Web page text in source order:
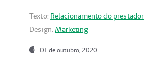
Texto: Relacionamento do prestador
Design: Marketing
01 de outubro, 2020